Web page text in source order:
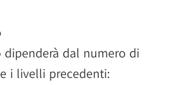
dal numero di
i livelli precedenti: